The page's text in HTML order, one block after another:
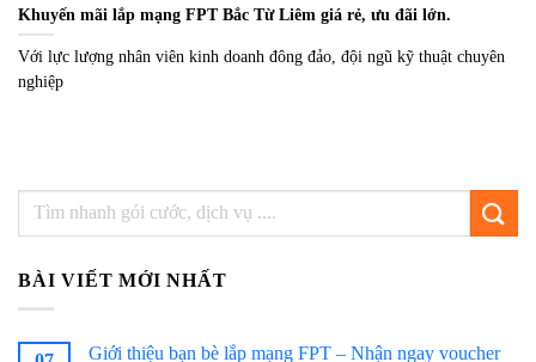
Khuyến mãi lắp mạng FPT Bắc Từ Liêm giá rẻ, ưu đãi lớn.
Với lực lượng nhân viên kinh doanh đông đảo, đội ngũ kỹ thuật chuyên
nghiệp
BÀI VIẾT MỚI NHẤT
Giới thiệu bạn bè lắp mạng FPT – Nhận ngay voucher